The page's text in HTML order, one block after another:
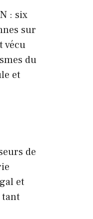
: six
sur
vécu
du
et
de
et